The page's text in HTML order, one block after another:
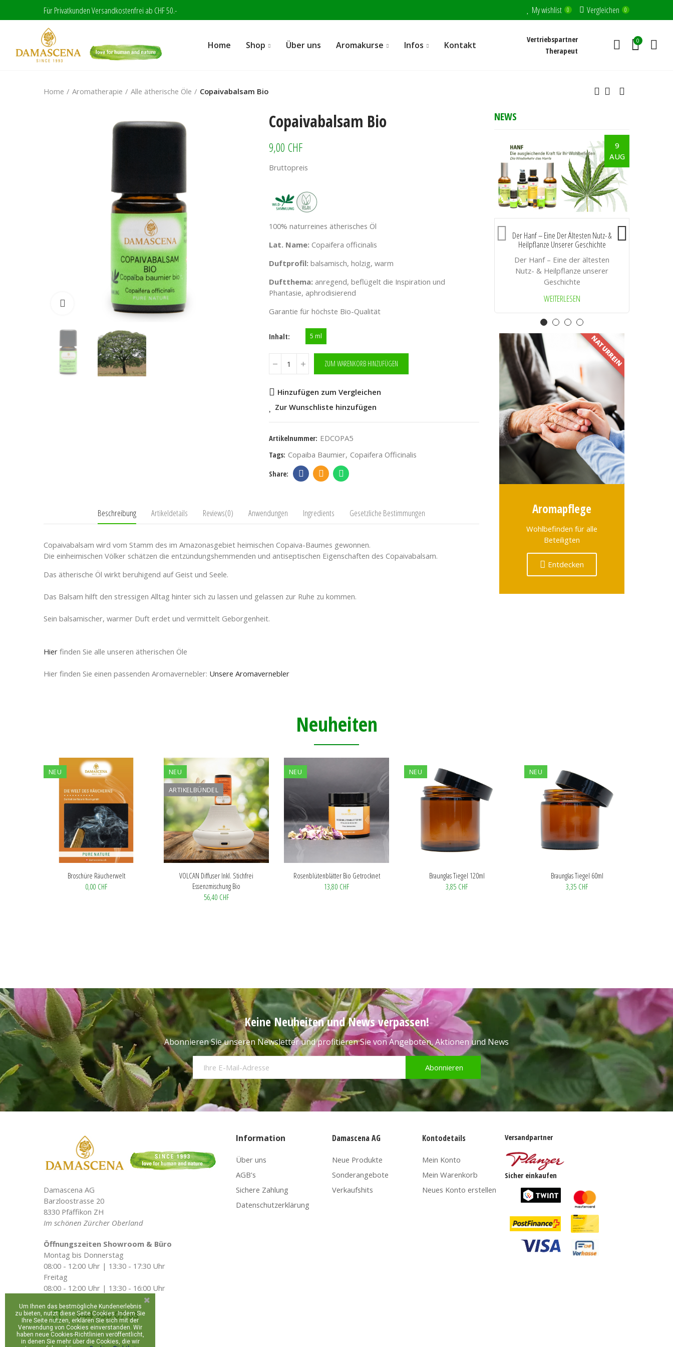
Für Privatkunden Versandkostenfrei ab CHF 50.- My wishlist 0 Vergleichen 0
Home Shop Über uns Aromakurse Infos Kontakt
Vertriebspartner
Therapeut
0
Home Aromatherapie Alle ätherische Öle Copaivabalsam Bio
Klicken zum vergrössern
Copaivabalsam Bio
9,00 CHF
Bruttopreis
100% naturreines ätherisches Öl
Lat. Name: Copaifera officinalis
Duftprofil: balsamisch, holzig, warm
Duftthema: anregend, beflügelt die Inspiration und
Phantasie, aphrodisierend
Garantie für höchste Bio-Qualität
Inhalt 5 ml
ZUM WARENKORB HINZUFÜGEN
Hinzufügen zum Vergleichen
Zur Wunschliste hinzufügen
Artikelnummer: EDCOPA5
Tags: Copaiba Baumier Copaifera Officinalis
Beschreibung Artikeldetails Reviews(0) Anwendungen Ingredients Gesetzliche Bestimmungen
Copaivabalsam wird vom Stamm des im Amazonasgebiet heimischen Copaiva-Baumes gewonnen.
Die einheimischen Völker schätzen die entzündungshemmenden und antiseptischen Eigenschaften des Copaivabalsam.
Das ätherische Öl wirkt beruhigend auf Geist und Seele.
Das Balsam hilft den stressigen Alltag hinter sich zu lassen und gelassen zur Ruhe zu kommen.
Sein balsamischer, warmer Duft erdet und vermittelt Geborgenheit.
Hier finden Sie alle unseren ätherischen Öle
Hier finden Sie einen passenden Aromavernebler: Unsere Aromavernebler
NEWS
9
AUG
Der Hanf – Eine Der Ältesten Nutz- &
Heilpflanze Unserer Geschichte
Der Hanf – Eine der ältesten
Nutz- & Heilpflanze unserer
Geschichte
WEITERLESEN
Aromapflege
Wohlbefinden für alle
Beteiligten
Entdecken
NATURREIN
Neuheiten
NEU
Broschüre Räucherwelt
0,00 CHF
NEU
ARTIKELBÜNDEL
VOLCAN Diffuser Inkl. Stichfrei
Essenzmischung Bio
56,40 CHF
NEU
Rosenblütenblätter Bio Getrocknet
13,80 CHF
NEU
Braunglas Tiegel 120ml
3,85 CHF
NEU
Braunglas Tiegel 60ml
3,35 CHF
Keine Neuheiten und News verpassen!
Abonnieren Sie unseren Newsletter und profitieren Sie von Angeboten, Aktionen und News
Abonnieren
Damascena AG
Barzloostrasse 20
8330 Pfäffikon ZH
Im schönen Zürcher Oberland
Öffnungszeiten Showroom & Büro
Montag bis Donnerstag
08:00 - 12:00 Uhr | 13:30 - 17:30 Uhr
Freitag
08:00 - 12:00 Uhr | 13:30 - 16:00 Uhr
044 930 07 63
Information
Über uns
AGB's
Sichere Zahlung
Datenschutzerklärung
Damascena AG
Neue Produkte
Sonderangebote
Verkaufshits
Kontodetails
Mein Konto
Mein Warenkorb
Neues Konto erstellen
Versandpartner
Sicher einkaufen
Um Ihnen das bestmögliche Kundenerlebnis
zu bieten, nutzt diese Seite Cookies. Indem Sie
Ihre Seite nutzen, erklären Sie sich mit der
Verwendung von Cookies einverstanden. Wir
haben neue Cookies-Richtlinien veröffentlicht,
in denen Sie mehr über die Cookies, die wir